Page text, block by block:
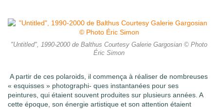
"Untitled", 1990-2000 de Balthus Courtesy Galerie Gargosian © Photo
Éric Simon
A partir de ces polaroids, il commença à réaliser de nombreuses
« esquisses » photographi- ques instantanées pour ses
peintures, qui étaient souvent produites sur plusieurs années. A
cette époque, son énergie artistique et son attention étaient